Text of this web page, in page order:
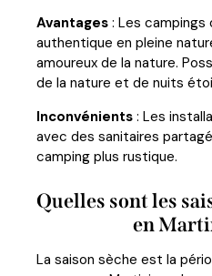
Avantages : Les
authentique en pleine
amoureux de la nature.
de la nature et de nuits
Inconvénients : Les
avec des sanitaires
camping plus rustique.
Quelles sont les
en
La saison sèche est la